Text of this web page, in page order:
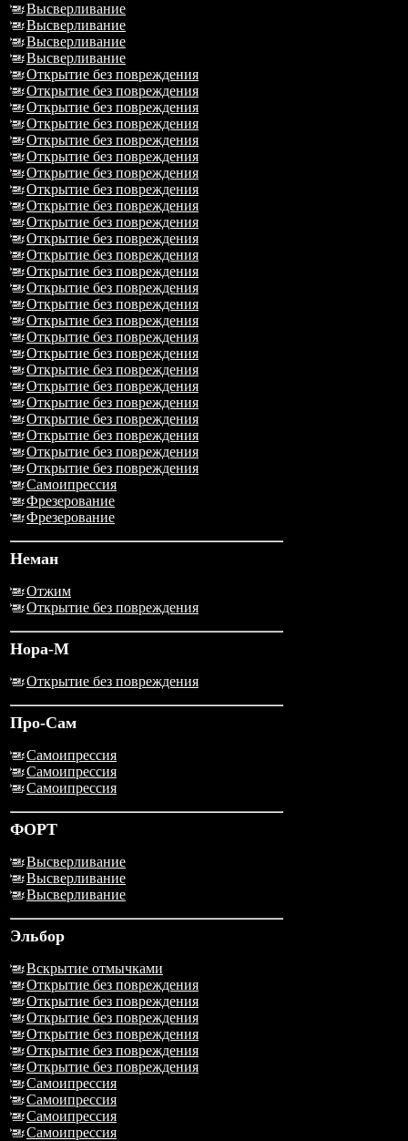
Высверливание
Высверливание
Высверливание
Высверливание
Открытие без повреждения
Открытие без повреждения
Открытие без повреждения
Открытие без повреждения
Открытие без повреждения
Открытие без повреждения
Открытие без повреждения
Открытие без повреждения
Открытие без повреждения
Открытие без повреждения
Открытие без повреждения
Открытие без повреждения
Открытие без повреждения
Открытие без повреждения
Открытие без повреждения
Открытие без повреждения
Открытие без повреждения
Открытие без повреждения
Открытие без повреждения
Открытие без повреждения
Открытие без повреждения
Открытие без повреждения
Открытие без повреждения
Открытие без повреждения
Открытие без повреждения
Самоипрессия
Фрезерование
Фрезерование
Неман
Отжим
Открытие без повреждения
Нора-М
Открытие без повреждения
Про-Сам
Самоипрессия
Самоипрессия
Самоипрессия
ФОРТ
Высверливание
Высверливание
Высверливание
Эльбор
Вскрытие отмычками
Открытие без повреждения
Открытие без повреждения
Открытие без повреждения
Открытие без повреждения
Открытие без повреждения
Открытие без повреждения
Самоипрессия
Самоипрессия
Самоипрессия
Самоипрессия